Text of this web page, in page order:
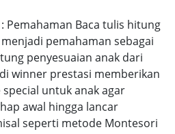
: Pemahaman Baca tulis hitung
pemahaman sebagai
penyesuaian anak dari
winner prestasi memberikan
untuk anak agar
awal hingga lancar
seperti metode Montesori